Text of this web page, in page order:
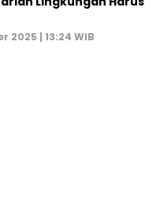
2025 | 13:24 WIB